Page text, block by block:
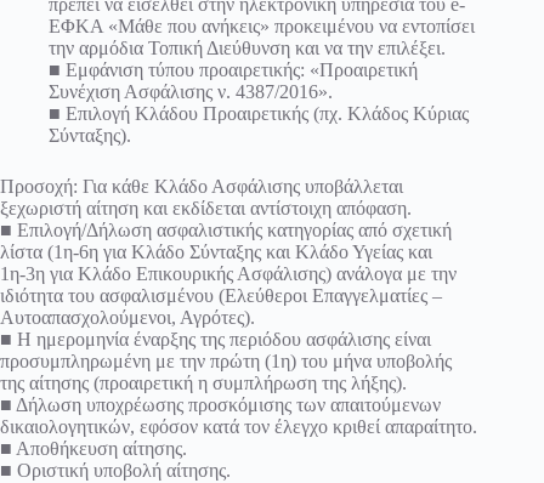
πρέπει να εισέλθει στην ηλεκτρονική υπηρεσία του e-
ΕΦΚΑ «Μάθε που ανήκεις» προκειμένου να εντοπίσει
την αρμόδια Τοπική Διεύθυνση και να την επιλέξει.
■ Εμφάνιση τύπου προαιρετικής: «Προαιρετική
Συνέχιση Ασφάλισης ν. 4387/2016».
■ Επιλογή Κλάδου Προαιρετικής (πχ. Κλάδος Κύριας
Σύνταξης).
Προσοχή: Για κάθε Κλάδο Ασφάλισης υποβάλλεται
ξεχωριστή αίτηση και εκδίδεται αντίστοιχη απόφαση.
■ Επιλογή/Δήλωση ασφαλιστικής κατηγορίας από σχετική
λίστα (1η-6η για Κλάδο Σύνταξης και Κλάδο Υγείας και
1η-3η για Κλάδο Επικουρικής Ασφάλισης) ανάλογα με την
ιδιότητα του ασφαλισμένου (Ελεύθεροι Επαγγελματίες –
Αυτοαπασχολούμενοι, Αγρότες).
■ Η ημερομηνία έναρξης της περιόδου ασφάλισης είναι
προσυμπληρωμένη με την πρώτη (1η) του μήνα υποβολής
της αίτησης (προαιρετική η συμπλήρωση της λήξης).
■ Δήλωση υποχρέωσης προσκόμισης των απαιτούμενων
δικαιολογητικών, εφόσον κατά τον έλεγχο κριθεί απαραίτητο.
■ Αποθήκευση αίτησης.
■ Οριστική υποβολή αίτησης.